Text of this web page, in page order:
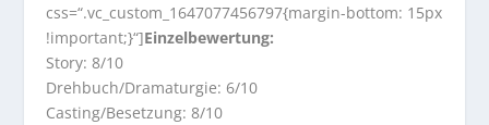
css=“.vc_custom_1647077456797{margin-bottom: 15px
!important;}“]Einzelbewertung:
Story: 8/10
Drehbuch/Dramaturgie: 6/10
Casting/Besetzung: 8/10